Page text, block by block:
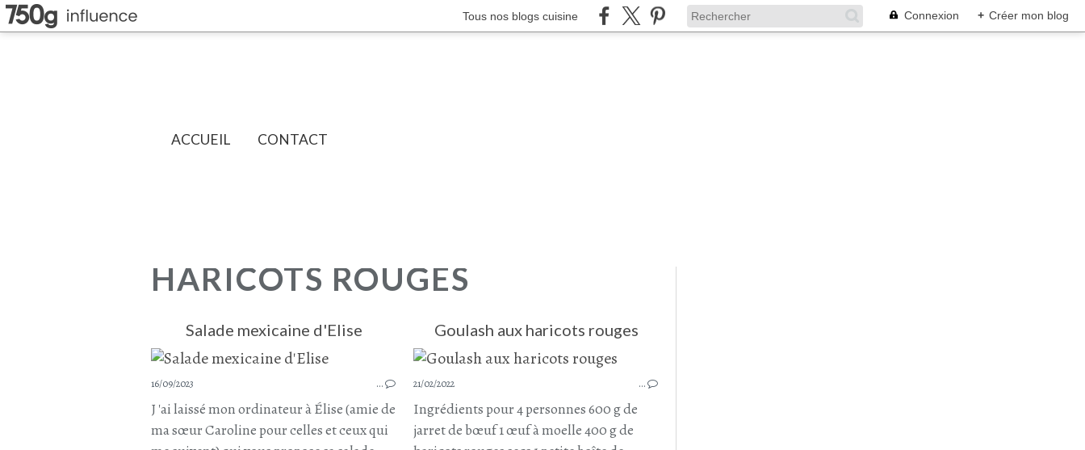
Tous nos blogs cuisine Connexion + Créer mon blog
ACCUEIL CONTACT
HARICOTS ROUGES
Salade mexicaine d'Elise
SALADE
POIS CHICHE
HARICOTS ROUGES
HARICOTS BLANCS
16/09/2023 …
J 'ai laissé mon ordinateur à Élise (amie de
ma sœur Caroline pour celles et ceux qui
Goulash aux haricots rouges
21/02/2022 …
Ingrédients pour 4 personnes 600 g de
jarret de bœuf 1 œuf à moelle 400 g de